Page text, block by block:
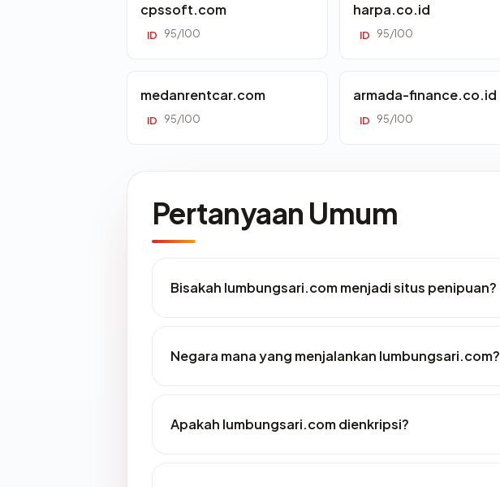
cpssoft.com
ID 95/100
harpa.co.id
ID 95/100
medanrentcar.com
ID 95/100
armada-finance.co.id
ID 95/100
Pertanyaan Umum
Bisakah lumbungsari.com menjadi situs penipuan?
Negara mana yang menjalankan lumbungsari.com?
Apakah lumbungsari.com dienkripsi?